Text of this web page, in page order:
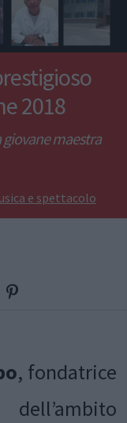
2018
maestra
e spettacolo
, fondatrice